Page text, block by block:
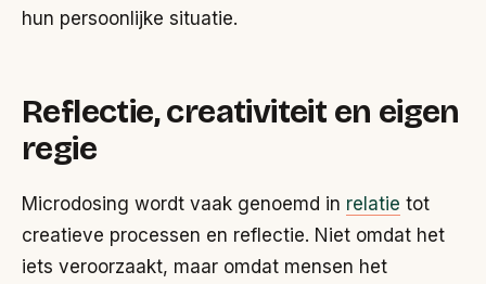
hun persoonlijke situatie.
Reflectie, creativiteit en eigen
regie
Microdosing wordt vaak genoemd in relatie tot
creatieve processen en reflectie. Niet omdat het
iets veroorzaakt, maar omdat mensen het